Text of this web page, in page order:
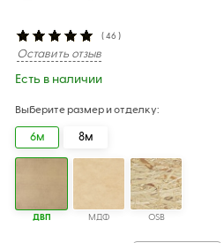
( 46 )
Оставить отзыв
Есть в наличии
Выберите размер и отделку:
6м
ДВП МДФ OSB
8м